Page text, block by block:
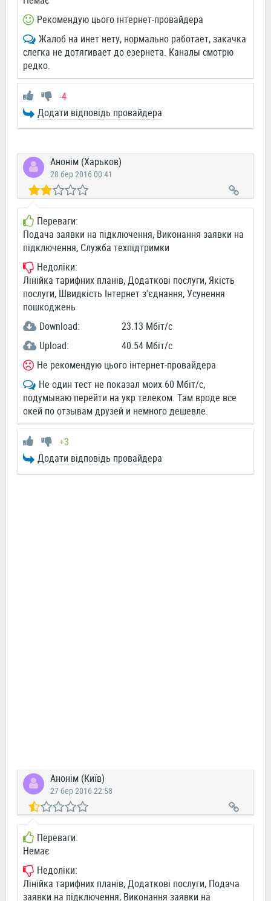
Рекомендую цього інтернет-провайдера
Жалоб на инет нету, нормально работает, закачка
слегка не дотягивает до езернета. Каналы смотрю
редко.
-4
Додати відповідь провайдера
Анонім (Харьков)
28 бер 2016 00:41
Переваги:
Подача заявки на підключення, Виконання заявки на
підключення, Служба техпідтримки
Недоліки:
Лінійка тарифних планів, Додаткові послуги, Якість
послуги, Швидкість Інтернет з'єднання, Усунення
пошкоджень
Download:
23.13 Мбіт/c
Upload:
40.54 Мбіт/c
Не рекомендую цього інтернет-провайдера
Не один тест не показал моих 60 Мбіт/с,
подумываю перейти на укр телеком. Там вроде все
окей по отзывам друзей и немного дешевле.
+3
Додати відповідь провайдера
Анонім (Київ)
27 бер 2016 22:58
Переваги:
Немає
Недоліки:
Лінійка тарифних планів, Додаткові послуги, Подача
заявки на підключення, Виконання заявки на